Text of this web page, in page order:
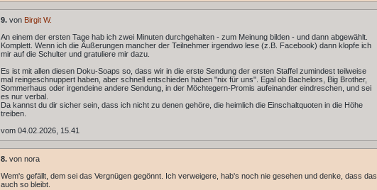
9. von Birgit W.
An einem der ersten Tage hab ich zwei Minuten durchgehalten - zum Meinung bilden - und dann abgewählt.
Komplett. Wenn ich die Äußerungen mancher der Teilnehmer irgendwo lese (z.B. Facebook) dann klopfe ich
mir auf die Schulter und gratuliere mir dazu.
Es ist mit allen diesen Doku-Soaps so, dass wir in die erste Sendung der ersten Staffel zumindest teilweise
mal reingeschnuppert haben, aber schnell entschieden haben "nix für uns". Egal ob Bachelors, Big Brother,
Sommerhaus oder irgendeine andere Sendung, in der Möchtegern-Promis aufeinander eindreschen, und sei
es nur verbal.
Da kannst du dir sicher sein, dass ich nicht zu denen gehöre, die heimlich die Einschaltquoten in die Höhe
treiben.
vom 04.02.2026, 15.41
8. von nora
Wem's gefällt, dem sei das Vergnügen gegönnt. Ich verweigere, hab's noch nie gesehen und denke, dass das
auch so bleibt.